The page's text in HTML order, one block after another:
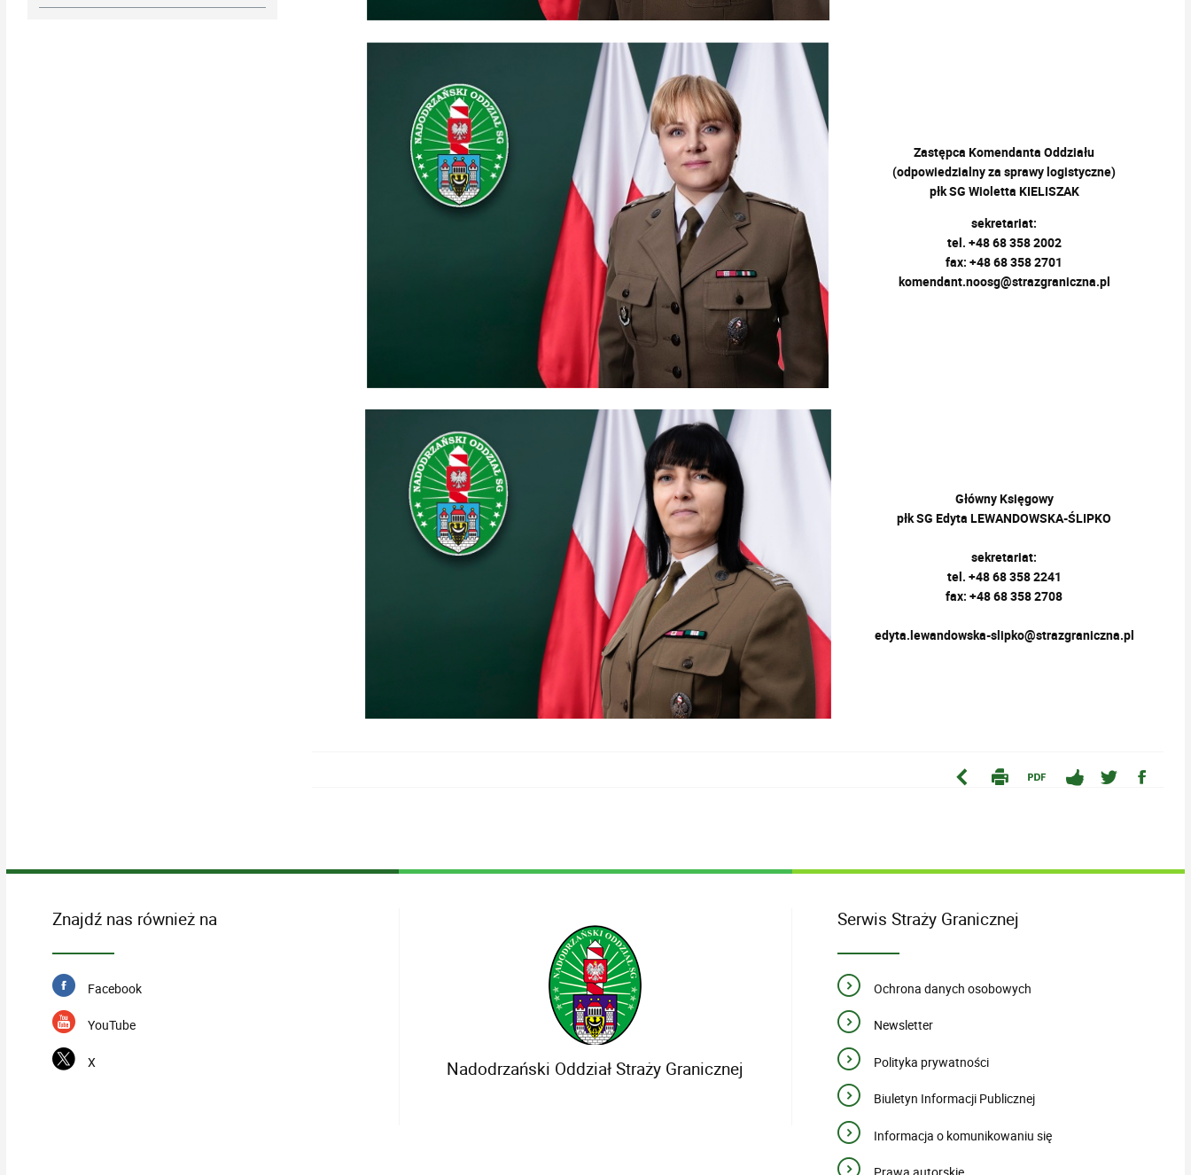
Zastępca Komendanta Oddziału
(odpowiedzialny za sprawy logistyczne)
płk SG Wioletta KIELISZAK
sekretariat:
tel. +48 68 358 2002
fax: +48 68 358 2701
komendant.noosg@strazgraniczna.pl
Główny Księgowy
płk SG Edyta LEWANDOWSKA-ŚLIPKO
sekretariat:
tel. +48 68 358 2241
fax: +48 68 358 2708
edyta.lewandowska-slipko@strazgraniczna.pl
Znajdź nas również na
Facebook
YouTube
X Nadodrzański Oddział Straży Granicznej
Serwis Straży Granicznej
Ochrona danych osobowych
Newsletter
Polityka prywatności
Biuletyn Informacji Publicznej
Informacja o komunikowaniu się